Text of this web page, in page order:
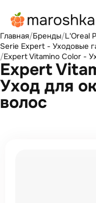
Главная/Бренды/L'Oreal
Serie Expert - Уходовые
/Expert Vitamino Color -
Expert
Уход для
волос